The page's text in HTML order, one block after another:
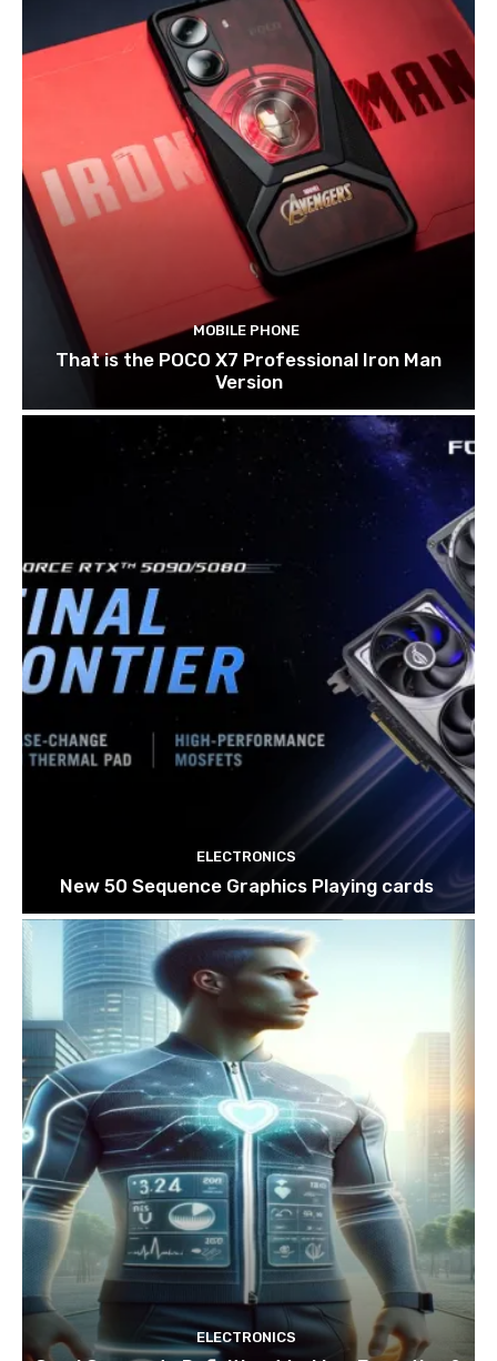
MOBILE PHONE
That is the POCO X7 Professional Iron Man
Version
ELECTRONICS
New 50 Sequence Graphics Playing cards
ELECTRONICS